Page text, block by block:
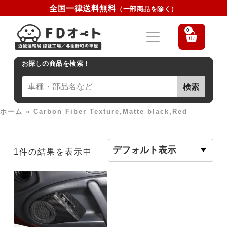
全国一律送料無料（一部商品を除く）
0
お探しの商品を検索！
検索
ホーム » Carbon Fiber Texture,Matte black,Red
1件の結果を表示中